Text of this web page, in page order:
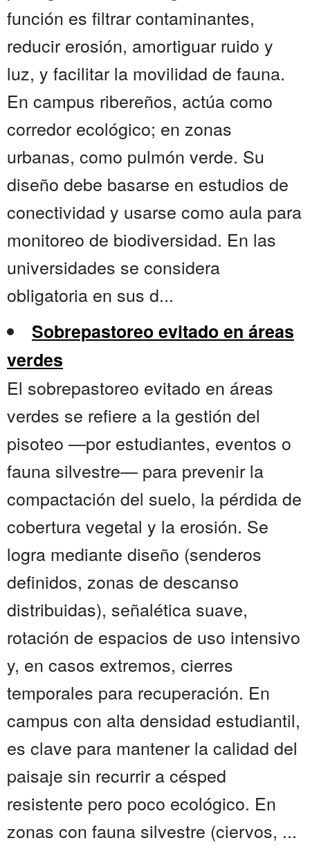
función es filtrar contaminantes,
reducir erosión, amortiguar ruido y
luz, y facilitar la movilidad de fauna.
En campus ribereños, actúa como
corredor ecológico; en zonas
urbanas, como pulmón verde. Su
diseño debe basarse en estudios de
conectividad y usarse como aula para
monitoreo de biodiversidad. En las
universidades se considera
obligatoria en sus d...
Sobrepastoreo evitado en áreas
verdes
El sobrepastoreo evitado en áreas
verdes se refiere a la gestión del
pisoteo —por estudiantes, eventos o
fauna silvestre— para prevenir la
compactación del suelo, la pérdida de
cobertura vegetal y la erosión. Se
logra mediante diseño (senderos
definidos, zonas de descanso
distribuidas), señalética suave,
rotación de espacios de uso intensivo
y, en casos extremos, cierres
temporales para recuperación. En
campus con alta densidad estudiantil,
es clave para mantener la calidad del
paisaje sin recurrir a césped
resistente pero poco ecológico. En
zonas con fauna silvestre (ciervos, ...